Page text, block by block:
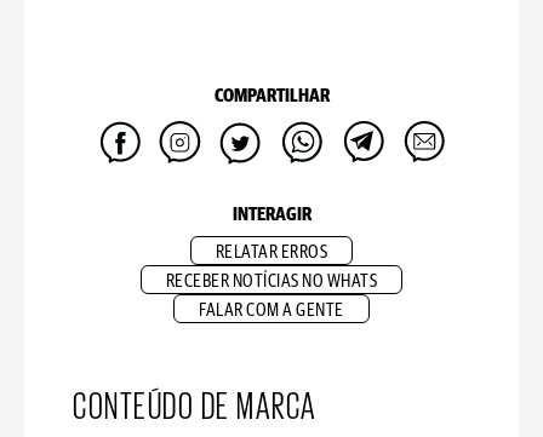
COMPARTILHAR
INTERAGIR
RELATAR ERROS
RECEBER NOTÍCIAS NO WHATS
FALAR COM A GENTE
CONTEÚDO DE MARCA